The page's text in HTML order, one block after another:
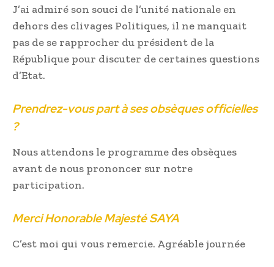
J’ai admiré son souci de l’unité nationale en
dehors des clivages Politiques, il ne manquait
pas de se rapprocher du président de la
République pour discuter de certaines questions
d’Etat.
Prendrez-vous part à ses obsèques officielles
?
Nous attendons le programme des obsèques
avant de nous prononcer sur notre
participation.
Merci Honorable Majesté SAYA
C’est moi qui vous remercie. Agréable journée